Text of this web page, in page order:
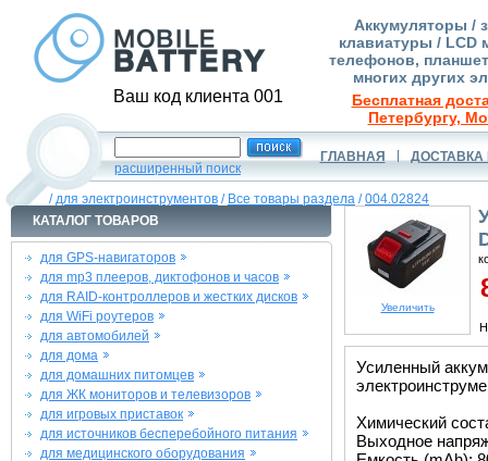
Ваш код клиента 001
Аккумуляторы /
клавиатуры / LCD
телефонов,
многих других
Бесплатная
Петербургу,
расширенный поиск
ГЛАВНАЯ ДОСТАВКА
/для электроинструментов / Все товары раздела /004.02824
КАТАЛОГ ТОВАРОВ
для GPS-навигаторов
для mp3 плееров, диктофонов и часов
для RAID-контроллеров и жестких дисков
для WiFi роутеров
для автомобилей
для дома
для домашних питомцев
для ЖК мониторов и телевизоров
для игровых приставок
для источников бесперебойного питания
для медицинского оборудования
Увеличить
Усиленный
Химический
Выходное